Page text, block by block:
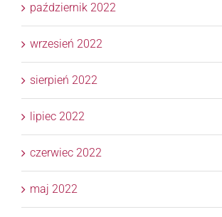
październik 2022
wrzesień 2022
sierpień 2022
lipiec 2022
czerwiec 2022
maj 2022